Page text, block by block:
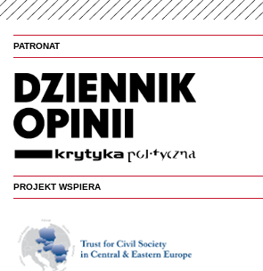
PATRONAT
PROJEKT WSPIERA